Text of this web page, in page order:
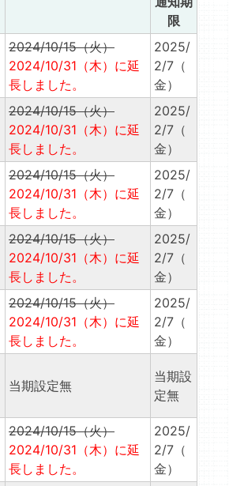
限
2024/10/15（火）
2024/10/31（木）に延
長しました。
2025/
2/7（
金）
2024/10/15（火）
2024/10/31（木）に延
長しました。
2025/
2/7（
金）
2024/10/15（火）
2024/10/31（木）に延
長しました。
2025/
2/7（
金）
2024/10/15（火）
2024/10/31（木）に延
長しました。
2025/
2/7（
金）
2024/10/15（火）
2024/10/31（木）に延
長しました。
2025/
2/7（
金）
当期設定無
当期設
定無
2024/10/15（火）
2024/10/31（木）に延
長しました。
2025/
2/7（
金）